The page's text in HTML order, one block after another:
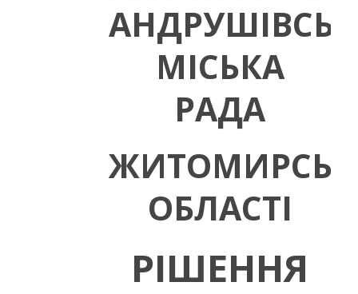
МІСЬКА
РАДА
ОБЛАСТІ
РІШЕННЯ